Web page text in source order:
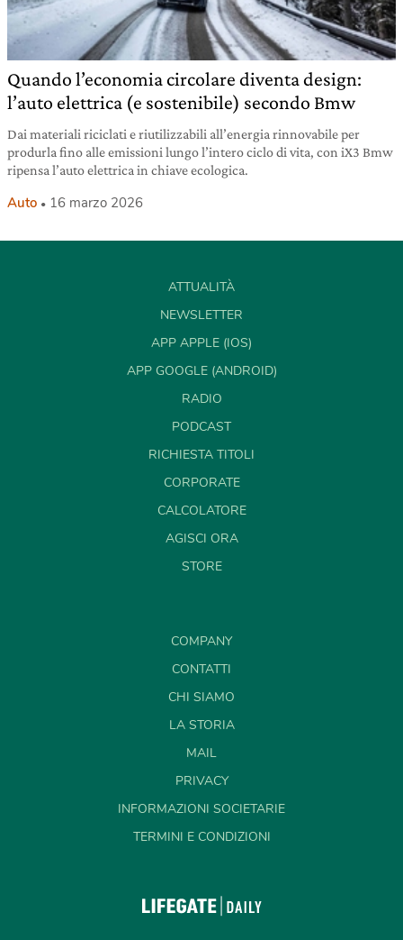
Quando l’economia circolare diventa design:
l’auto elettrica (e sostenibile) secondo Bmw
Dai materiali riciclati e riutilizzabili all’energia rinnovabile per
produrla fino alle emissioni lungo l’intero ciclo di vita, con iX3 Bmw
ripensa l’auto elettrica in chiave ecologica.
Auto 16 marzo 2026
ATTUALITÀ
NEWSLETTER
APP APPLE (IOS)
APP GOOGLE (ANDROID)
RADIO
PODCAST
RICHIESTA TITOLI
CORPORATE
CALCOLATORE
AGISCI ORA
STORE
COMPANY
CONTATTI
CHI SIAMO
LA STORIA
MAIL
PRIVACY
INFORMAZIONI SOCIETARIE
TERMINI E CONDIZIONI